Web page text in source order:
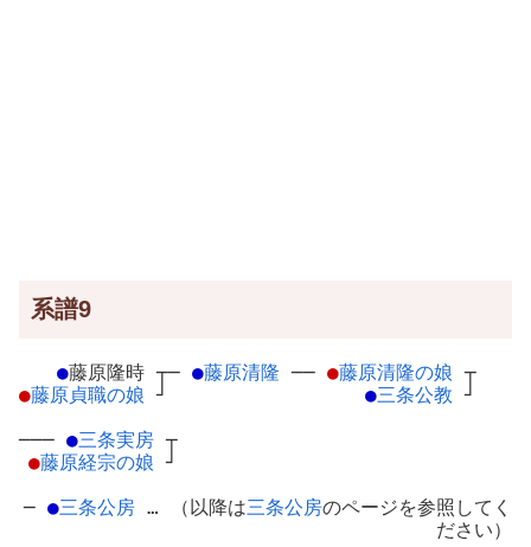
系譜9
●藤原隆時 ┬
●藤原貞職の娘 ┘
─ ●藤原清隆 ── ●藤原清隆の娘 ┬
●三条公教 ┘
─── ●三条実房 ┬
●藤原経宗の娘 ┘
─ ●三条公房 … （以降は三条公房のページを参照してく
ださい）